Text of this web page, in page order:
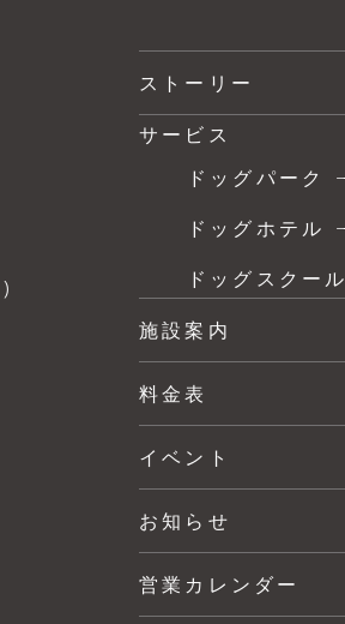
ストーリー
サービス
ドッグパーク
ドッグホテル
ドッグスクール
施設案内
料金表
イベント
お知らせ
営業カレンダー